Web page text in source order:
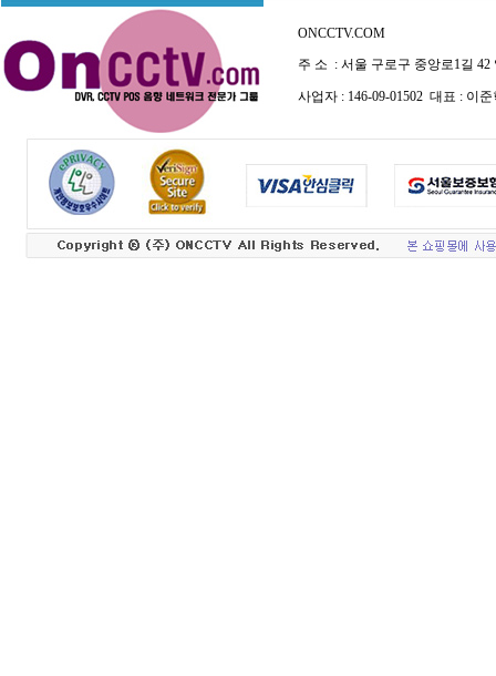
ONCCTV.COM
주 소 : 서울 구로구 중앙로1길 42
사업자 : 146-09-01502 대표 : 이